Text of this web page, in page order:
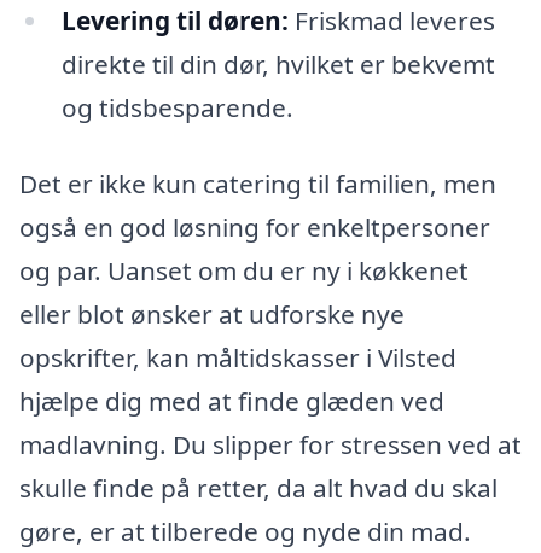
Levering til døren: Friskmad leveres
direkte til din dør, hvilket er bekvemt
og tidsbesparende.
Det er ikke kun catering til familien, men
også en god løsning for enkeltpersoner
og par. Uanset om du er ny i køkkenet
eller blot ønsker at udforske nye
opskrifter, kan måltidskasser i Vilsted
hjælpe dig med at finde glæden ved
madlavning. Du slipper for stressen ved at
skulle finde på retter, da alt hvad du skal
gøre, er at tilberede og nyde din mad.